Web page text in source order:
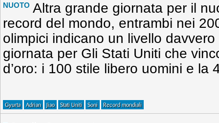
NUOTO Altra grande giornata per il
record del mondo, entrambi nei
olimpici indicano un livello
giornata per Gli Stati Uniti che
d’oro: i 100 stile libero uomini e la
Gyurta Adrian Jiao Stati Uniti Soni Record mondiali